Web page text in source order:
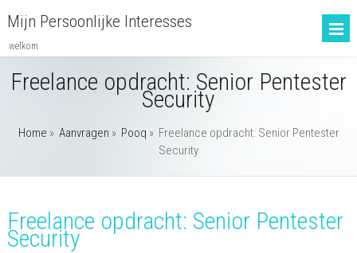
Mijn Persoonlijke Interesses
welkom
Freelance opdracht: Senior Pentester
Security
Home » Aanvragen » Pooq » Freelance opdracht: Senior Pentester
Security
Freelance opdracht: Senior Pentester
Security